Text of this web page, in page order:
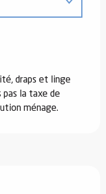
draps et linge
la taxe de
ménage.